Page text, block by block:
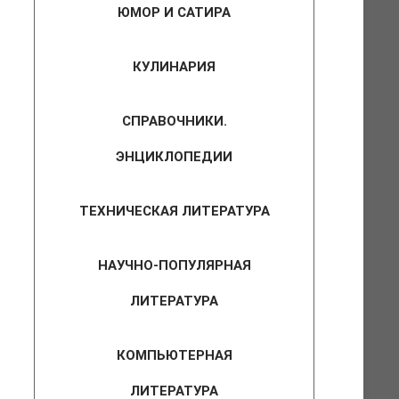
ЮМОР И САТИРА
КУЛИНАРИЯ
СПРАВОЧНИКИ.
ЭНЦИКЛОПЕДИИ
ТЕХНИЧЕСКАЯ ЛИТЕРАТУРА
НАУЧНО-ПОПУЛЯРНАЯ
ЛИТЕРАТУРА
КОМПЬЮТЕРНАЯ
ЛИТЕРАТУРА